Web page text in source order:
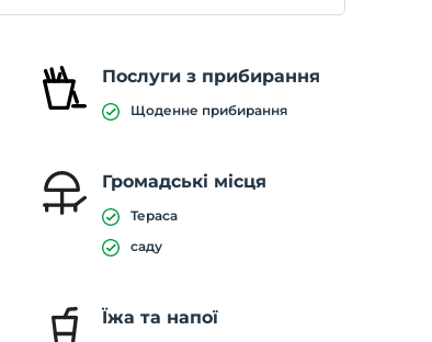
Послуги з прибирання
Щоденне прибирання
Громадські місця
Тераса
саду
Їжа та напої